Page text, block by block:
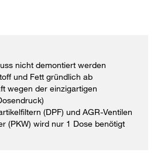
nicht demontiert werden
und Fett gründlich ab
wegen der einzigartigen
(DPF) und AGR-Ventilen
(PKW) wird nur 1 Dose benötigt